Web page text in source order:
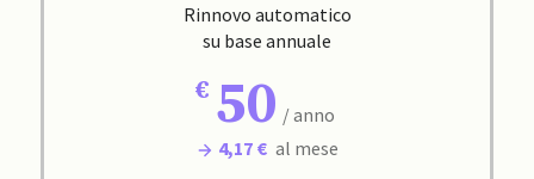
Rinnovo automatico
su base annuale
50 / anno
4,17 € al mese